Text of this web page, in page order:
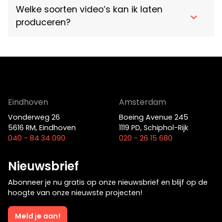
Welke soorten video’s kan ik laten
produceren?
Eindhoven
Vonderweg 26
5616 RM, Eindhoven
040 - 84 34 090
Amsterdam
Boeing Avenue 245
1119 PD, Schiphol-Rijk
020 - 26 15 680
Nieuwsbrief
Abonneer je nu gratis op onze nieuwsbrief en blijf op de
hoogte van onze nieuwste projecten!
Meld je aan!